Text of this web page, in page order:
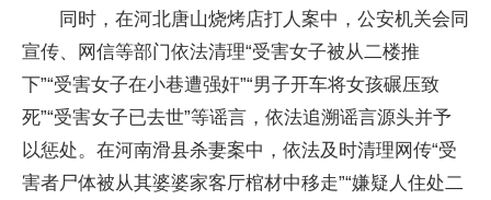
同时，在河北唐山烧烤店打人案中，公安机关会同
宣传、网信等部门依法清理“受害女子被从二楼推
下”“受害女子在小巷遭强奸”“男子开车将女孩碾压致
死”“受害女子已去世”等谣言，依法追溯谣言源头并予
以惩处。在河南滑县杀妻案中，依法及时清理网传“受
害者尸体被从其婆婆家客厅棺材中移走”“嫌疑人住处二